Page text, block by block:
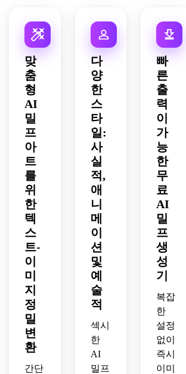
맞
춤
형
AI
밀
프
아
트
를
위
한
텍
스
트-
이
미
지
정
밀
변
환
간단
다
양
한
스
타
일:
사
실
적,
애
니
메
이
션
및
예
술
적
섹시
한
AI
밀프
빠
른
출
력
이
가
능
한
무
료
AI
밀
프
생
성
기
복잡
한
설정
없이
즉시
이미